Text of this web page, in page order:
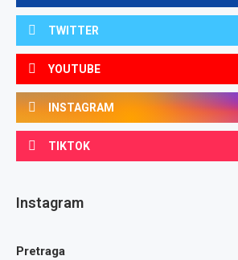
TWITTER
YOUTUBE
INSTAGRAM
TIKTOK
Instagram
Pretraga